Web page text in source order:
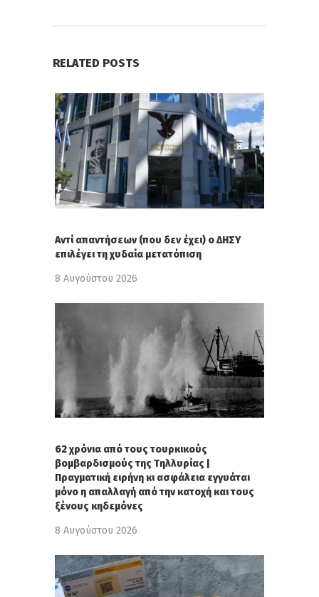
RELATED POSTS
Αντί απαντήσεων (που δεν έχει) ο ΔΗΣΥ
επιλέγει τη χυδαία μετατόπιση
8 Αυγούστου 2026
62 χρόνια από τους τουρκικούς
βομβαρδισμούς της Τηλλυρίας |
Πραγματική ειρήνη κι ασφάλεια εγγυάται
μόνο η απαλλαγή από την κατοχή και τους
ξένους κηδεμόνες
8 Αυγούστου 2026